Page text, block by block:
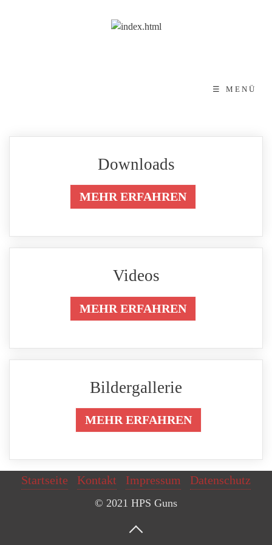
☰ MENÜ
Downloads
MEHR ERFAHREN
Videos
MEHR ERFAHREN
Bildergallerie
MEHR ERFAHREN
Startseite Kontakt Impressum Datenschutz
© 2021 HPS Guns